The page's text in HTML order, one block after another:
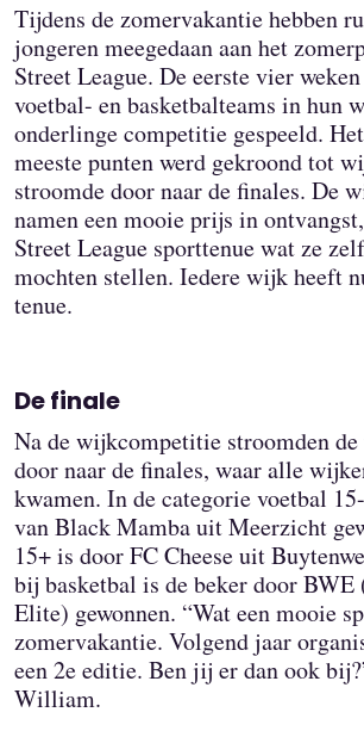
Tijdens de zomervakantie hebben
jongeren meegedaan aan het
Street League. De eerste vier
voetbal- en basketbalteams in hun
onderlinge competitie gespeeld.
meeste punten werd gekroond tot
stroomde door naar de finales. De
namen een mooie prijs in
Street League sporttenue wat ze
mochten stellen. Iedere wijk heeft
tenue.
De finale
Na de wijkcompetitie stroomden
door naar de finales, waar alle
kwamen. In de categorie voetbal
van Black Mamba uit Meerzicht
15+ is door FC Cheese uit
bij basketbal is de beker door
Elite) gewonnen. “Wat een mooie
zomervakantie. Volgend jaar
een 2e editie. Ben jij er dan ook
William.